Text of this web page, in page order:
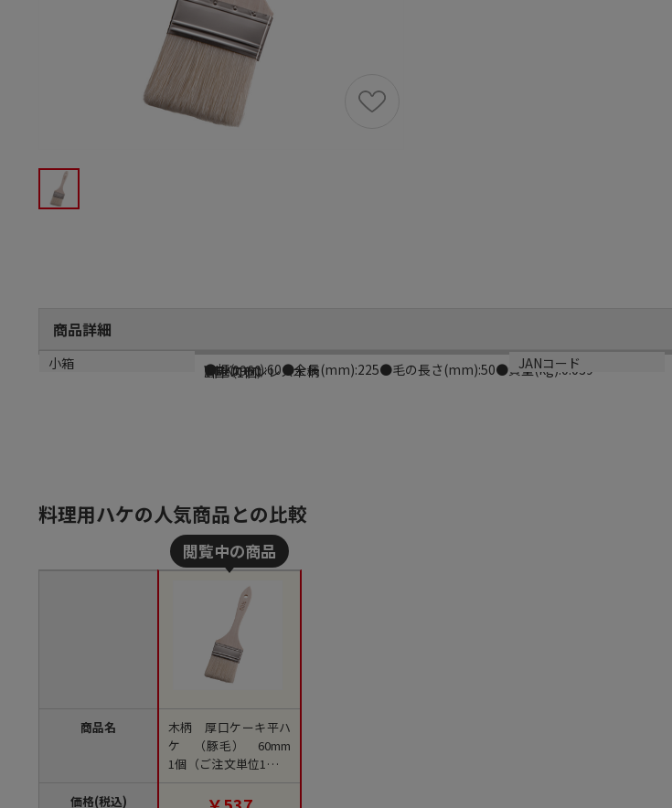
商品詳細
商品説明
●幅(mm):60●全長(mm):225●毛の長さ(mm):50●質量(kg):0.039
メーカー品番
WHK0960
サイズ
材質
豚毛ステンレス木柄
生産国
小箱
1個（1個）
JANコード
料理用ハケの人気商品との比較
商品名
価格(税込)
木柄 厚口ケーキ平ハ
ケ （豚毛） 60mm
1個（ご注文単位1個）
【直送品】